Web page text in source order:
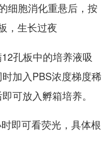
细胞消化重悬后，按
，生长过夜
孔板中的培养液吸
加入PBS浓度梯度稀
可放入孵箱培养。
即可看荧光，具体根